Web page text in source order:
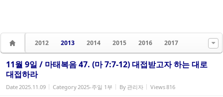
2012 2013 2014 2015 2016 2017
11월 9일 / 마태복음 47. (마 7:7-12) 대접받고자 하는 대로
대접하라
Date2025.11.09 Category2025-주일 1부 By 관리자 Views816